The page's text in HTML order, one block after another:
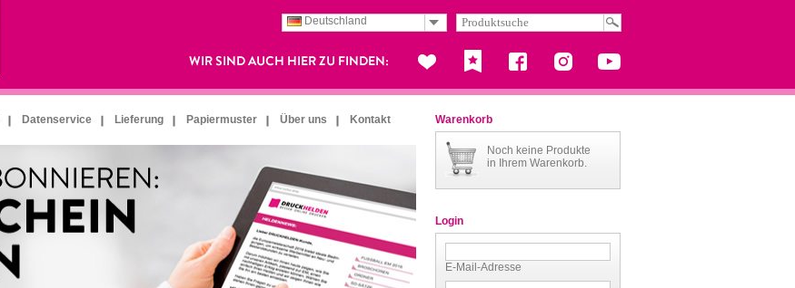
Deutschland
Datenservice Lieferung Papiermuster Über uns Kontakt Warenkorb
Noch keine Produkte
in Ihrem Warenkorb.
Login
E-Mail-Adresse